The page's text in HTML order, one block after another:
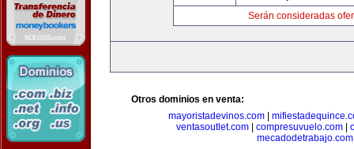
Serán consideradas
Otros dominios en venta:
mayoristadevinos.com
ventasoutlet.com
compresuvuelo.com
mecadodetrabajo.com